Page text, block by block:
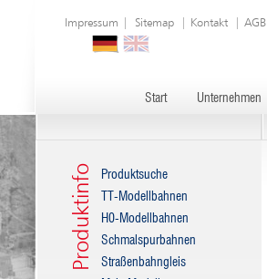
Impressum Sitemap Kontakt AGB
Start Unternehmen
Produktinfo
Produktsuche
TT-Modellbahnen
H0-Modellbahnen
Schmalspurbahnen
Straßenbahngleis